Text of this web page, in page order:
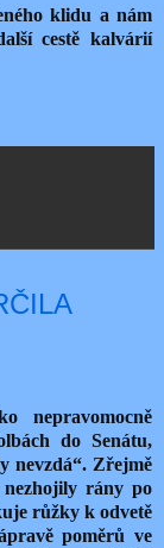
klidu a nám
cestě kalvárií
nepravomocně
do Senátu,
nevzdá“. Zřejmě
nezhojily rány po
růžky k odvetě
poměrů ve